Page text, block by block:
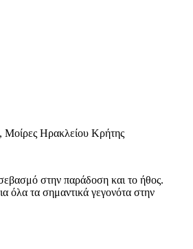
Μοίρες Ηρακλείου Κρήτης
στην παράδοση και το ήθος.
όλα τα σημαντικά γεγονότα στην